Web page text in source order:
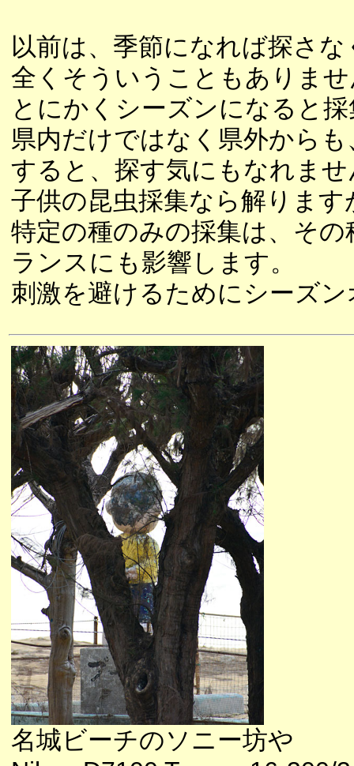
以前は、季節になれば探さ
全くそういうこともありま
とにかくシーズンになると
県内だけではなく県外から
すると、探す気にもなれませ
子供の昆虫採集なら解りま
特定の種のみの採集は、そ
ランスにも影響します。
刺激を避けるためにシーズ
名城ビーチのソニー坊や